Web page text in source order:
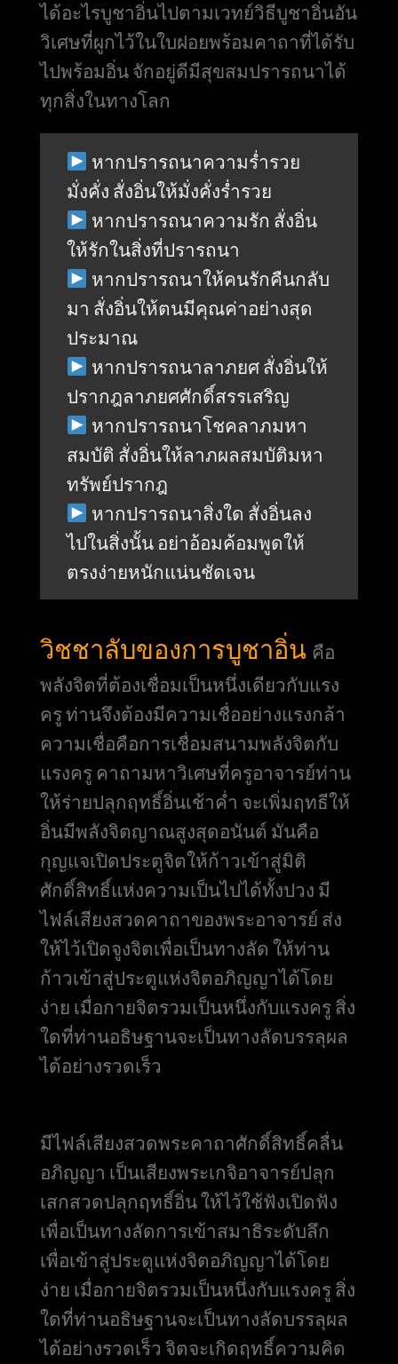
ได้อะไรบูชาอิ่นไปตามเวทย์วิธีบูชาอิ่นอัน
วิเศษที่ผูกไว้ในใบฝอยพร้อมคาถาที่ได้รับ
ไปพร้อมอิ่น จักอยู่ดีมีสุขสมปรารถนาได้
ทุกสิ่งในทางโลก
หากปรารถนาความร่ำรวย
มั่งคั่ง สั่งอิ่นให้มั่งคั่งร่ำรวย
หากปรารถนาความรัก สั่งอิ่น
ให้รักในสิ่งที่ปรารถนา
หากปรารถนาให้คนรักคืนกลับ
มา สั่งอิ่นให้ตนมีคุณค่าอย่างสุด
ประมาณ
หากปรารถนาลาภยศ สั่งอิ่นให้
ปรากฎลาภยศศักดิ์สรรเสริญ
หากปรารถนาโชคลาภมหา
สมบัติ สั่งอิ่นให้ลาภผลสมบัติมหา
ทรัพย์ปรากฎ
หากปรารถนาสิ่งใด สั่งอิ่นลง
ไปในสิ่งนั้น อย่าอ้อมค้อมพูดให้
ตรงง่ายหนักแน่นชัดเจน
วิชชาลับของการบูชาอิ่น คือ
พลังจิตที่ต้องเชื่อมเป็นหนึ่งเดียวกับแรง
ครู ท่านจึงต้องมีความเชื่ออย่างแรงกล้า
ความเชื่อคือการเชื่อมสนามพลังจิตกับ
แรงครู คาถามหาวิเศษที่ครูอาจารย์ท่าน
ให้ร่ายปลุกฤทธิ์อิ่นเช้าค่ำ จะเพิ่มฤทธีให้
อิ่นมีพลังจิตญาณสูงสุดอนันต์ มันคือ
กุญแจเปิดประตูจิตให้ก้าวเข้าสู่มิติ
ศักดิ์สิทธิ์แห่งความเป็นไปได้ทั้งปวง มี
ไฟล์เสียงสวดคาถาของพระอาจารย์ ส่ง
ให้ไว้เปิดจูงจิตเพื่อเป็นทางลัด ให้ท่าน
ก้าวเข้าสู่ประตูแห่งจิตอภิญญาได้โดย
ง่าย เมื่อกายจิตรวมเป็นหนึ่งกับแรงครู สิ่ง
ใดที่ท่านอธิษฐานจะเป็นทางลัดบรรลุผล
ได้อย่างรวดเร็ว
มีไฟล์เสียงสวดพระคาถาศักดิ์สิทธิ์คลื่น
อภิญญา เป็นเสียงพระเกจิอาจารย์ปลุก
เสกสวดปลุกฤทธิ์อิ่น ให้ไว้ใช้ฟังเปิดฟัง
เพื่อเป็นทางลัดการเข้าสมาธิระดับลึก
เพื่อเข้าสู่ประตูแห่งจิตอภิญญาได้โดย
ง่าย เมื่อกายจิตรวมเป็นหนึ่งกับแรงครู สิ่ง
ใดที่ท่านอธิษฐานจะเป็นทางลัดบรรลุผล
ได้อย่างรวดเร็ว จิตจะเกิดฤทธิ์ความคิด